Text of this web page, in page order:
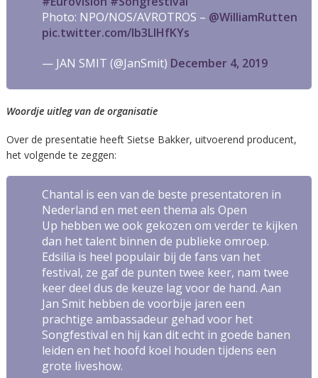
Photo: NPO/NOS/AVROTROS – @WilliamRutten
pic.twitter.com/lb3LlHfKYs
— JAN SMIT (@JanSmit) December 4, 2019
Woordje uitleg van de organisatie
Over de presentatie heeft Sietse Bakker, uitvoerend producent,
het volgende te zeggen:
Chantal is een van de beste presentatoren in
Nederland en met een thema als Open
Up hebben we ook gekozen om verder te kijken
dan het talent binnen de publieke omroep.
Edsilia is heel populair bij de fans van het
festival, ze gaf de punten twee keer, nam twee
keer deel dus de keuze lag voor de hand. Aan
Jan Smit hebben de voorbije jaren een
prachtige ambassadeur gehad voor het
Songfestival en hij kan dit echt in goede banen
leiden en het hoofd koel houden tijdens een
grote liveshow.